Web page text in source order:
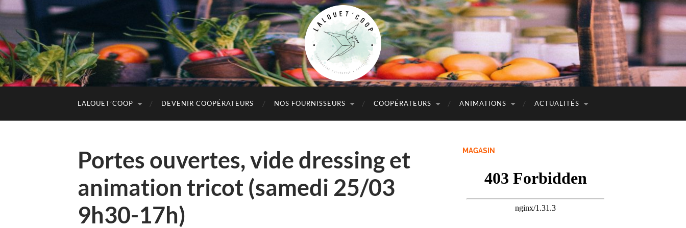
Lalouet'Coop
LALOUET’COOP DEVENIR COOPÉRATEURS NOS FOURNISSEURS COOPÉRATEURS ANIMATIONS ACTUALITÉS
Portes ouvertes, vide dressing et
animation tricot (samedi 25/03
9h30-17h)
MAGASIN